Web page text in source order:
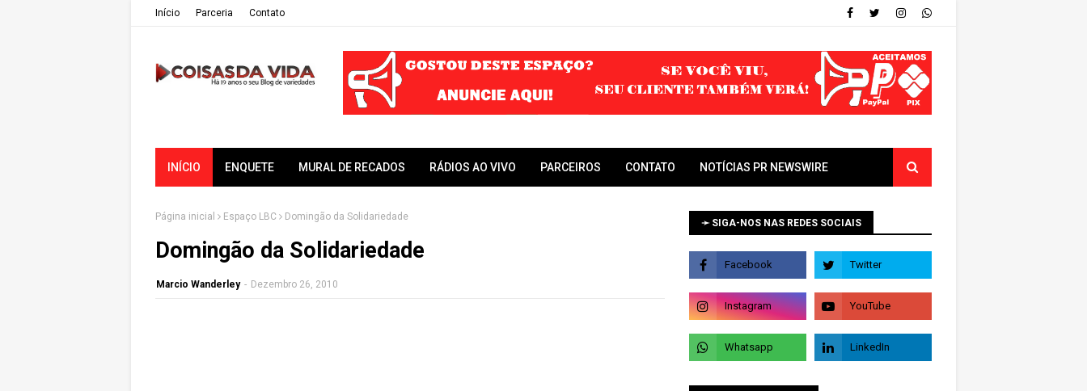
Iní­cio Parceria Contato
INÍCIO ENQUETE MURAL DE RECADOS RÁDIOS AO VIVO PARCEIROS CONTATO NOTÍCIAS PR NEWSWIRE
Página inicial Espaço LBC Domingão da Solidariedade
Domingão da Solidariedade
Marcio Wanderley - Dezembro 26, 2010
➛ SIGA-NOS NAS REDES SOCIAIS